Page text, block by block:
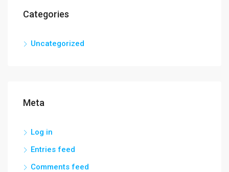
Categories
Uncategorized
Meta
Log in
Entries feed
Comments feed